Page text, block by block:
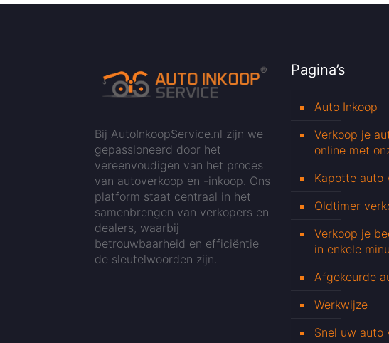
Bij AutoInkoopService.nl zijn we
gepassioneerd door het
vereenvoudigen van het proces
van autoverkoop en -inkoop. Ons
platform staat centraal in het
samenbrengen van verkopers en
dealers, waarbij
betrouwbaarheid en efficiëntie
de sleutelwoorden zijn.
Pagina’s
Auto Inkoop
Verkoop je
online met
Kapotte auto
Oldtimer
Verkoop je
in enkele
Afgekeurde
Werkwijze
Snel uw auto